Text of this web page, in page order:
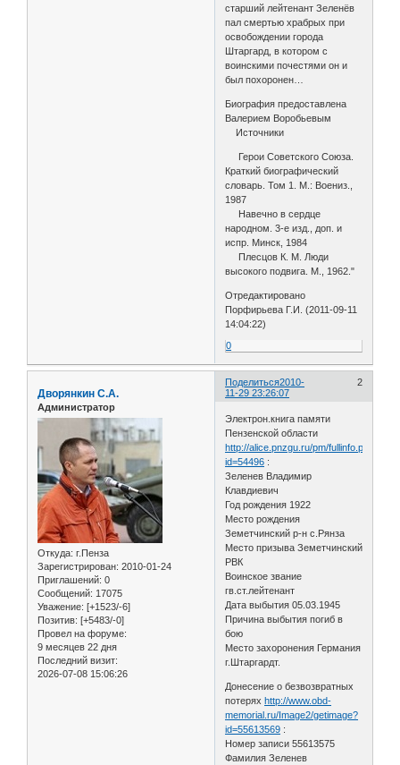
старший лейтенант Зеленёв
пал смертью храбрых при
освобождении города
Штаргард, в котором с
воинскими почестями он и
был похоронен…
Биография предоставлена
Валерием Воробьевым
Источники
Герои Советского Союза.
Краткий биографический
словарь. Том 1. М.: Воениз.,
1987
Навечно в сердце
народном. 3-е изд., доп. и
испр. Минск, 1984
Плесцов К. М. Люди
высокого подвига. М., 1962."
Отредактировано
Порфирьева Г.И. (2011-09-11
14:04:22)
0
Поделиться 2
2010-
11-29 23:26:07
Дворянкин С.А.
Администратор
Откуда: г.Пенза
Зарегистрирован: 2010-01-24
Приглашений: 0
Сообщений: 17075
Уважение: [+1523/-6]
Позитив: [+5483/-0]
Провел на форуме:
9 месяцев 22 дня
Последний визит:
2026-07-08 15:06:26
Электрон.книга памяти
Пензенской области
http://alice.pnzgu.ru/pm/fullinfo.php?
id=54496 :
Зеленев Владимир
Клавдиевич
Год рождения 1922
Место рождения
Земетчинский р-н с.Рянза
Место призыва Земетчинский
РВК
Воинское звание
гв.ст.лейтенант
Дата выбытия 05.03.1945
Причина выбытия погиб в
бою
Место захоронения Германия
г.Штаргардт.
Донесение о безвозвратных
потерях http://www.obd-
memorial.ru/Image2/getimage?
id=55613569 :
Номер записи 55613575
Фамилия Зеленев